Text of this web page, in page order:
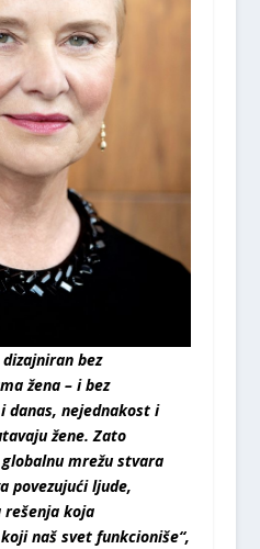
bez
žena – i bez
danas, nejednakost i
žene. Zato
mrežu stvara
povezujući ljude,
koja
naš svet funkcioniše“,